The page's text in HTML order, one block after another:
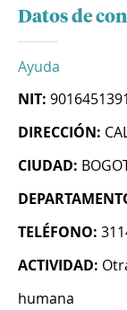
Datos de
Ayuda
NIT: 9016451391
DIRECCIÓN:
CIUDAD:
TELÉFONO:
ACTIVIDAD:
humana